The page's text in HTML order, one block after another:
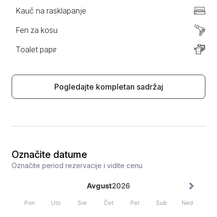
Kauč na rasklapanje
Fen za kosu
Toalet papir
Pogledajte kompletan sadržaj
Označite datume
Označite period rezervacije i vidite cenu